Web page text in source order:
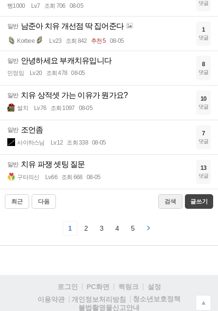
삥1000 Lv.7 조회 706 08-05 댓글
일반 남준아 치유 개선점 딱 집어준다
Korbee Lv.23 조회 842 추천 5 08-05
1
댓글
일반 안녕하세요 부캐치유입니다
민정임 Lv.20 조회 478 08-05
8
댓글
일반 치유 상적셋 가는 이유가 뭔가요?
쌀치 Lv.76 조회 1097 08-05
10
댓글
일반 조언좀
사이하스님 Lv.12 조회 338 08-05
7
댓글
일반 치유 파쟁 셋팅 질문
구타의신 Lv.66 조회 668 08-05
13
댓글
최근 다음 검색 글쓰기
1 2 3 4 5
로그인 PC화면 퀵링크
설정
이용약관
개인정보처리방침
청소년보호정책
불법촬영물신고안내
▲